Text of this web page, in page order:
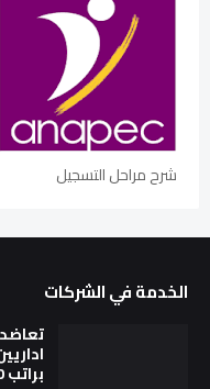
شرح مراحل التسجيل
الخدمة في الشركات
براتب 6000 درهم شهريا